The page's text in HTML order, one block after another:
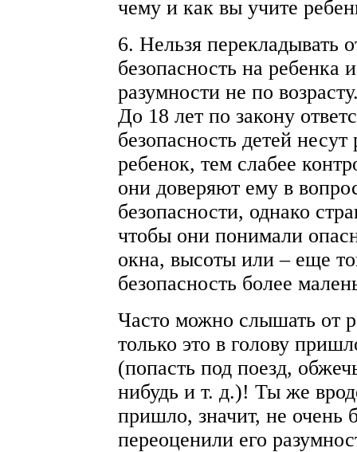
чему и как вы учите
6. Нельзя перекладывать
безопасность на ребенка
разумности не по
До 18 лет по закону
безопасность детей
ребенок, тем слабее
они доверяют ему в
безопасности, однако
чтобы они понимали
окна, высоты или – еще
безопасность более
Часто можно слышать от
только это в голову
(попасть под поезд,
нибудь и т. д.)! Ты же
пришло, значит, не очень
переоценили его